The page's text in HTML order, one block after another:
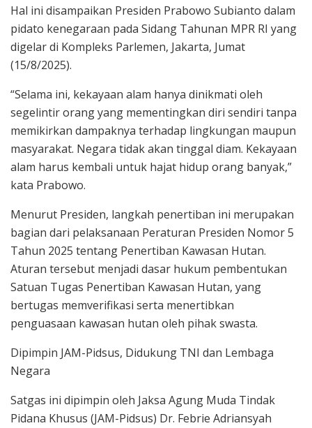
Hal ini disampaikan Presiden Prabowo Subianto dalam
pidato kenegaraan pada Sidang Tahunan MPR RI yang
digelar di Kompleks Parlemen, Jakarta, Jumat
(15/8/2025).
“Selama ini, kekayaan alam hanya dinikmati oleh
segelintir orang yang mementingkan diri sendiri tanpa
memikirkan dampaknya terhadap lingkungan maupun
masyarakat. Negara tidak akan tinggal diam. Kekayaan
alam harus kembali untuk hajat hidup orang banyak,”
kata Prabowo.
Menurut Presiden, langkah penertiban ini merupakan
bagian dari pelaksanaan Peraturan Presiden Nomor 5
Tahun 2025 tentang Penertiban Kawasan Hutan.
Aturan tersebut menjadi dasar hukum pembentukan
Satuan Tugas Penertiban Kawasan Hutan, yang
bertugas memverifikasi serta menertibkan
penguasaan kawasan hutan oleh pihak swasta.
Dipimpin JAM-Pidsus, Didukung TNI dan Lembaga
Negara
Satgas ini dipimpin oleh Jaksa Agung Muda Tindak
Pidana Khusus (JAM-Pidsus) Dr. Febrie Adriansyah